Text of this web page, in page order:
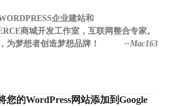
企业建站和
商城开发工作室，互联网整合专家。
为梦想者创造梦想品牌！
--Mac163
您的WordPress网站添加到Google